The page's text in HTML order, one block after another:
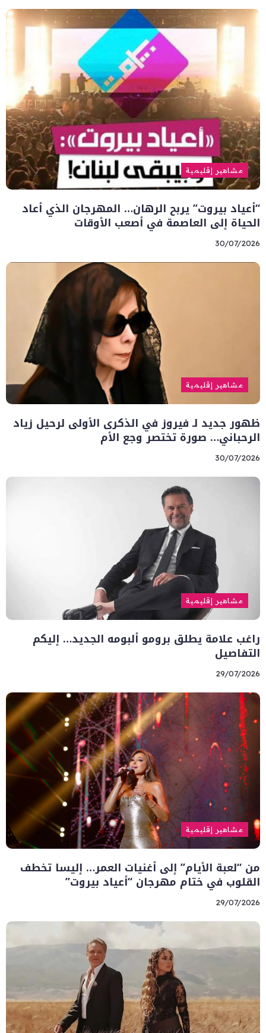
مشاهير إقليمية
“أعياد بيروت” يربح الرهان… المهرجان الذي أعاد
الحياة إلى العاصمة في أصعب الأوقات
30/07/2026
مشاهير إقليمية
ظهور جديد لـ فيروز في الذكرى الأولى لرحيل زياد
الرحباني… صورة تختصر وجع الأم
30/07/2026
مشاهير إقليمية
راغب علامة يطلق برومو ألبومه الجديد… إليكم
التفاصيل
29/07/2026
مشاهير إقليمية
من “لعبة الأيام” إلى أغنيات العمر… إليسا تخطف
القلوب في ختام مهرجان “أعياد بيروت”
29/07/2026